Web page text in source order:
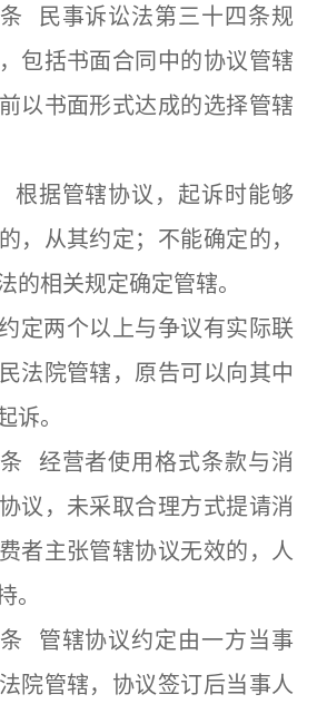
民事诉讼法第三十四条规
包括书面合同中的协议管辖
以书面形式达成的选择管辖
根据管辖协议，起诉时能够
，从其约定；不能确定的，
的相关规定确定管辖。
定两个以上与争议有实际联
法院管辖，原告可以向其中
诉。
经营者使用格式条款与消
议，未采取合理方式提请消
者主张管辖协议无效的，人
。
管辖协议约定由一方当事
院管辖，协议签订后当事人